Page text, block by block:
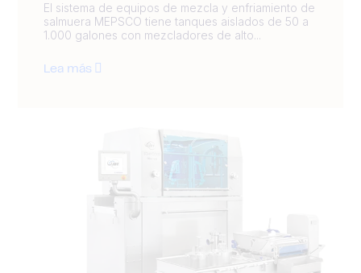
El sistema de equipos de mezcla y enfriamiento de
salmuera MEPSCO tiene tanques aislados de 50 a
1.000 galones con mezcladores de alto...
Lea más